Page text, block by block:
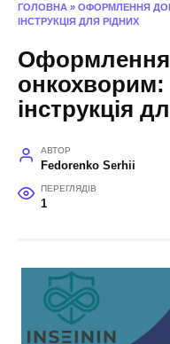
ГОЛОВНА » ОФОРМЛЕННЯ
ІНСТРУКЦІЯ ДЛЯ РІДНИХ
Оформлення
онкохворим:
інструкція
АВТОР
Fedorenko Serhii
ПЕРЕГЛЯДІВ
1